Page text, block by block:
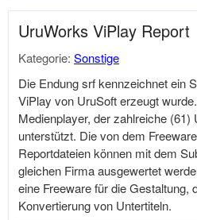
UruWorks ViPlay Report
Kategorie: Sonstige
Die Endung srf kennzeichnet ein
ViPlay von UruSoft erzeugt
Medienplayer, der zahlreiche (61)
unterstützt. Die von dem
Reportdateien können mit dem
gleichen Firma ausgewertet
eine Freeware für die Gestaltung,
Konvertierung von Untertiteln.